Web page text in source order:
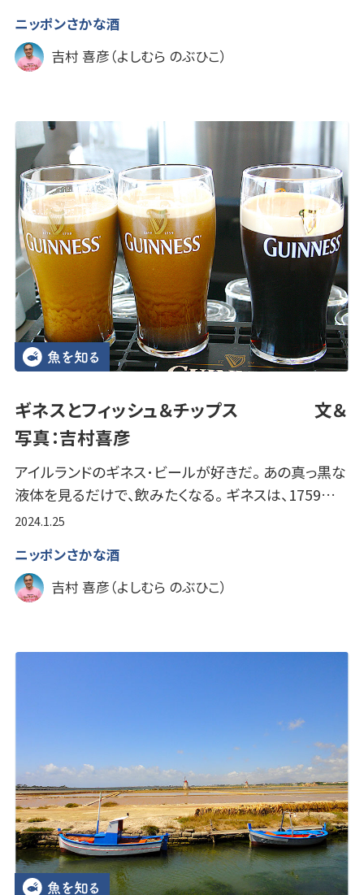
ニッポンさかな酒
吉村 喜彦（よしむら のぶひこ）
ギネスとフィッシュ＆チップス 文＆
写真：吉村喜彦
アイルランドのギネス･ビールが好きだ。 あの真っ黒な
液体を見るだけで、飲みたくなる。 ギネスは、1759…
2024.1.25
ニッポンさかな酒
吉村 喜彦（よしむら のぶひこ）